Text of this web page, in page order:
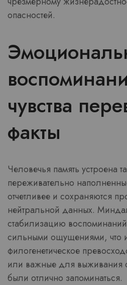
опасностей.
чувства
факты
Человечья память устроена
переживательно
отчетливее и сохраняются
нейтральной данных.
стабилизацию
сильными ощущениями, что
филогенетическое
или важные для выживания
были отлично запоминаться.